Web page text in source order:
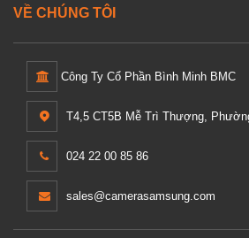
VỀ CHÚNG TÔI
Công Ty Cổ Phần Bình Minh BMC
T4,5 CT5B Mễ Trì Thượng,
024 22 00 85 86
sales@camerasamsung.com